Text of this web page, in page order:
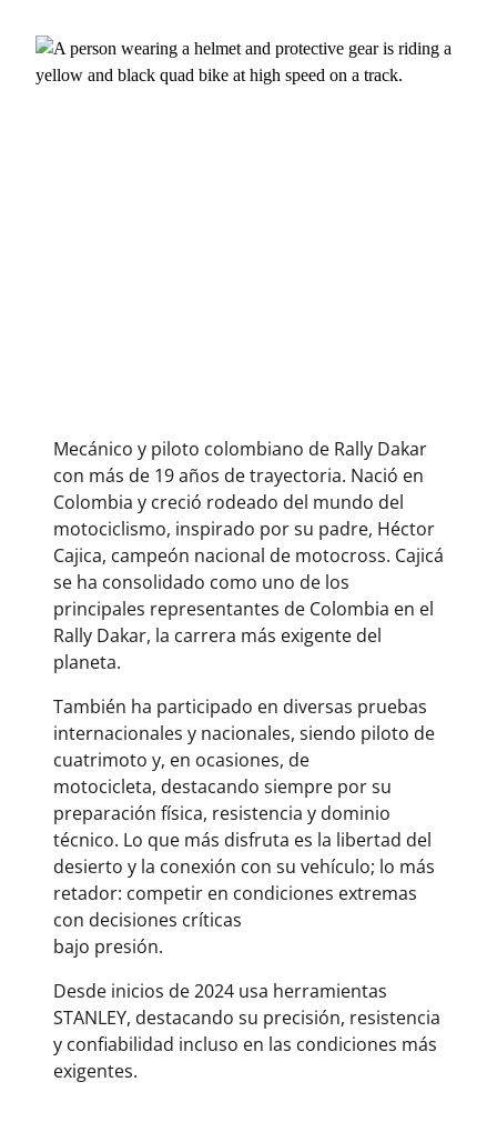
Mecánico y piloto colombiano de Rally Dakar
con más de 19 años de trayectoria. Nació en
Colombia y creció rodeado del mundo del
motociclismo, inspirado por su padre, Héctor
Cajica, campeón nacional de motocross. Cajicá
se ha consolidado como uno de los
principales representantes de Colombia en el
Rally Dakar, la carrera más exigente del
planeta.
También ha participado en diversas pruebas
internacionales y nacionales, siendo piloto de
cuatrimoto y, en ocasiones, de
motocicleta, destacando siempre por su
preparación física, resistencia y dominio
técnico. Lo que más disfruta es la libertad del
desierto y la conexión con su vehículo; lo más
retador: competir en condiciones extremas
con decisiones críticas
bajo presión.
Desde inicios de 2024 usa herramientas
STANLEY, destacando su precisión, resistencia
y confiabilidad incluso en las condiciones más
exigentes.